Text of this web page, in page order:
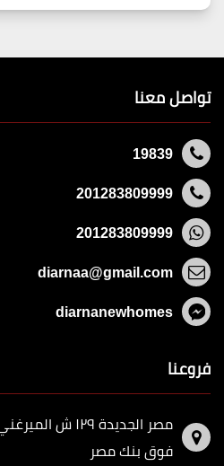
تواصل معنا
19839
201283809999
201283809999
diarnaa@gmail.com
diarnanewhomes
فروعنا
مصر الجديدة
فوق بنك مصر